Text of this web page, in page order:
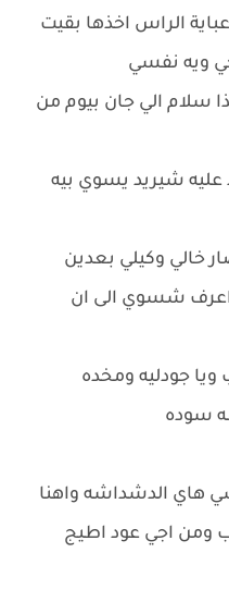
الراس اخذها بقيت
ويه نفسي
سلام الي جان بيوم من
عليه شيريد يسوي بيه
خالي وكيلي بعدين
اعرف شسوي الى ان
جودليه ومخده
سوده
هاي الدشداشه واهنا
ومن اجي عود اطيج